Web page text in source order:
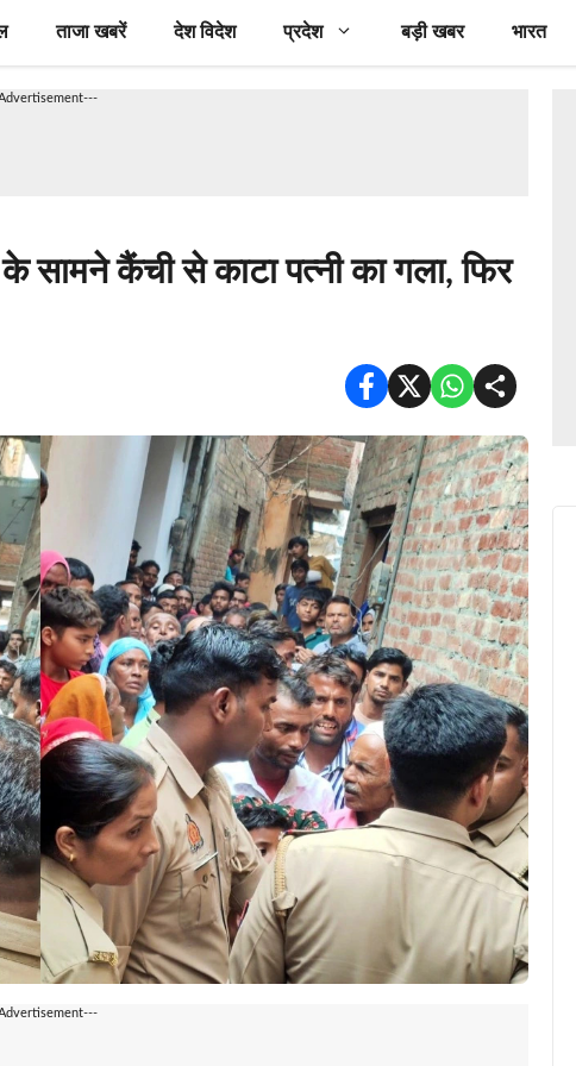
ताजा खबरें देश विदेश प्रदेश बड़ी खबर भारत
सामने कैंची से काटा पत्नी का गला, फिर